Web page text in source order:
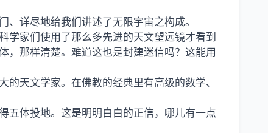
详尽地给我们讲述了无限宇宙之构成。
学家们使用了那么多先进的天文望远镜才看到
，那样清楚。难道这也是封建迷信吗？这能用
天文学家。在佛教的经典里有高级的数学、
五体投地。这是明明白白的正信，哪儿有一点